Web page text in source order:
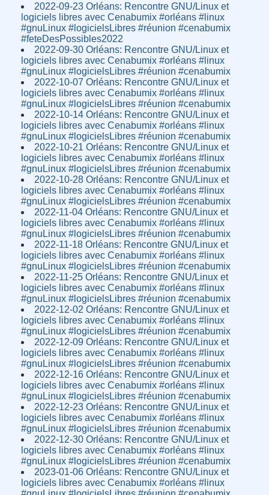
2022-09-23 Orléans: Rencontre GNU/Linux et
logiciels libres avec Cenabumix #orléans #linux
#gnuLinux #logicielsLibres #réunion #cenabumix
#feteDesPossibles2022
2022-09-30 Orléans: Rencontre GNU/Linux et
logiciels libres avec Cenabumix #orléans #linux
#gnuLinux #logicielsLibres #réunion #cenabumix
2022-10-07 Orléans: Rencontre GNU/Linux et
logiciels libres avec Cenabumix #orléans #linux
#gnuLinux #logicielsLibres #réunion #cenabumix
2022-10-14 Orléans: Rencontre GNU/Linux et
logiciels libres avec Cenabumix #orléans #linux
#gnuLinux #logicielsLibres #réunion #cenabumix
2022-10-21 Orléans: Rencontre GNU/Linux et
logiciels libres avec Cenabumix #orléans #linux
#gnuLinux #logicielsLibres #réunion #cenabumix
2022-10-28 Orléans: Rencontre GNU/Linux et
logiciels libres avec Cenabumix #orléans #linux
#gnuLinux #logicielsLibres #réunion #cenabumix
2022-11-04 Orléans: Rencontre GNU/Linux et
logiciels libres avec Cenabumix #orléans #linux
#gnuLinux #logicielsLibres #réunion #cenabumix
2022-11-18 Orléans: Rencontre GNU/Linux et
logiciels libres avec Cenabumix #orléans #linux
#gnuLinux #logicielsLibres #réunion #cenabumix
2022-11-25 Orléans: Rencontre GNU/Linux et
logiciels libres avec Cenabumix #orléans #linux
#gnuLinux #logicielsLibres #réunion #cenabumix
2022-12-02 Orléans: Rencontre GNU/Linux et
logiciels libres avec Cenabumix #orléans #linux
#gnuLinux #logicielsLibres #réunion #cenabumix
2022-12-09 Orléans: Rencontre GNU/Linux et
logiciels libres avec Cenabumix #orléans #linux
#gnuLinux #logicielsLibres #réunion #cenabumix
2022-12-16 Orléans: Rencontre GNU/Linux et
logiciels libres avec Cenabumix #orléans #linux
#gnuLinux #logicielsLibres #réunion #cenabumix
2022-12-23 Orléans: Rencontre GNU/Linux et
logiciels libres avec Cenabumix #orléans #linux
#gnuLinux #logicielsLibres #réunion #cenabumix
2022-12-30 Orléans: Rencontre GNU/Linux et
logiciels libres avec Cenabumix #orléans #linux
#gnuLinux #logicielsLibres #réunion #cenabumix
2023-01-06 Orléans: Rencontre GNU/Linux et
logiciels libres avec Cenabumix #orléans #linux